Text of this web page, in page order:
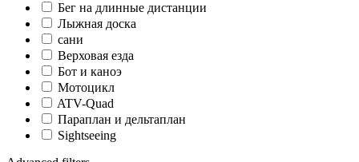
Бег на длинные дистанции
Лыжная доска
сани
Верховая езда
Бот и каноэ
Мотоцикл
ATV-Quad
Параплан и дельтаплан
Sightseeing